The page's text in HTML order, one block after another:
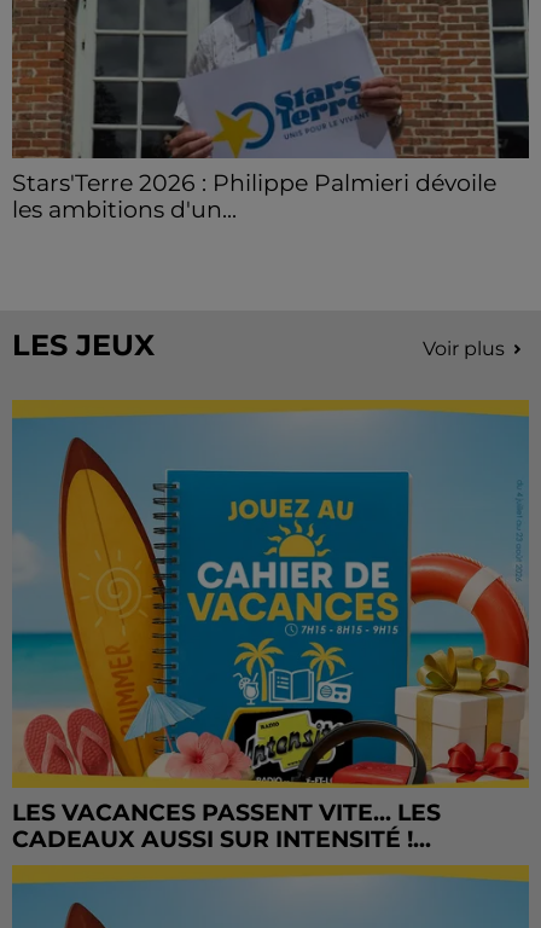
Stars'Terre 2026 : Philippe Palmieri dévoile
les ambitions d'un...
LES JEUX Voir plus
LES VACANCES PASSENT VITE... LES
CADEAUX AUSSI SUR INTENSITÉ !...